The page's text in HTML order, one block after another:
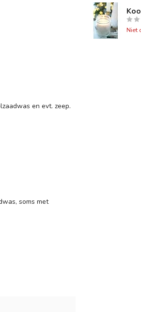
en evt. zeep.
soms met
Niet